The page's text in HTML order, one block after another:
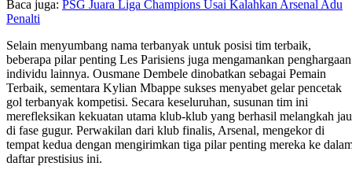
Baca juga: PSG Juara Liga Champions Usai Kalahkan Arsenal Adu
Penalti
Selain menyumbang nama terbanyak untuk posisi tim terbaik,
beberapa pilar penting Les Parisiens juga mengamankan penghargaan
individu lainnya. Ousmane Dembele dinobatkan sebagai Pemain
Terbaik, sementara Kylian Mbappe sukses menyabet gelar pencetak
gol terbanyak kompetisi. Secara keseluruhan, susunan tim ini
merefleksikan kekuatan utama klub-klub yang berhasil melangkah
di fase gugur. Perwakilan dari klub finalis, Arsenal, mengekor di
tempat kedua dengan mengirimkan tiga pilar penting mereka ke
daftar prestisius ini.